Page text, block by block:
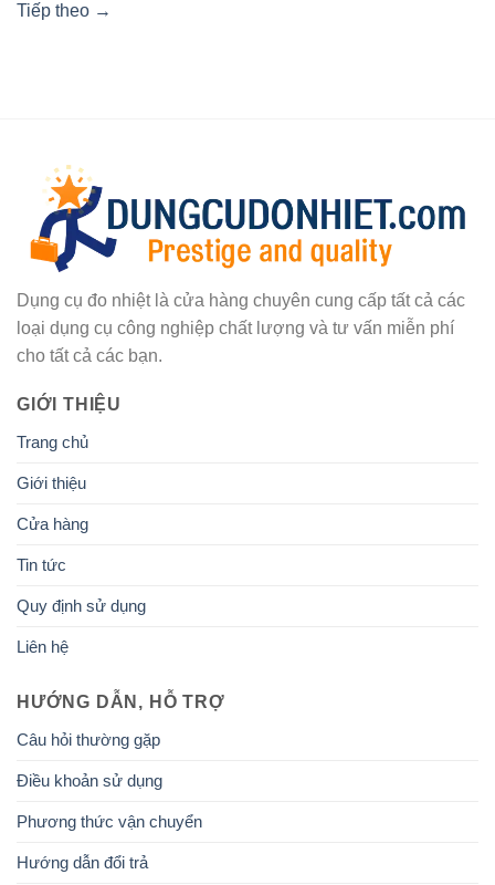
Tiếp theo →
Dụng cụ đo nhiệt là cửa hàng chuyên cung cấp tất cả các
loại dụng cụ công nghiệp chất lượng và tư vấn miễn phí
cho tất cả các bạn.
GIỚI THIỆU
Trang chủ
Giới thiệu
Cửa hàng
Tin tức
Quy định sử dụng
Liên hệ
HƯỚNG DẪN, HỖ TRỢ
Câu hỏi thường gặp
Điều khoản sử dụng
Phương thức vận chuyển
Hướng dẫn đổi trả